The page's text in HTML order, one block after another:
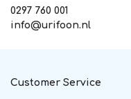
0297 760 001
info@urifoon.nl
Customer Service